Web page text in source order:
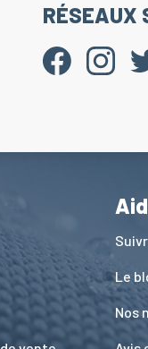
RÉSEAUX
Le
Nos